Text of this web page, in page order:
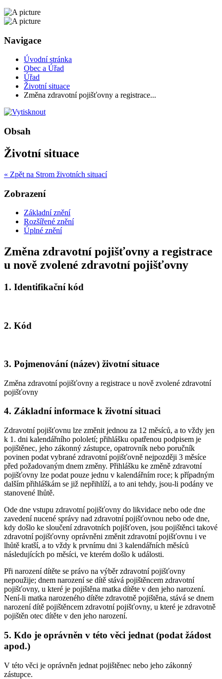
Navigace
Úvodní stránka
Obec a Úřad
Úřad
Životní situace
Změna zdravotní pojišťovny a registrace...
Obsah
Životní situace
« Zpět na Strom životních situací
Zobrazení
Základní znění
Rozšířené znění
Úplné znění
Změna zdravotní pojišťovny a registrace
u nově zvolené zdravotní pojišťovny
1. Identifikační kód
2. Kód
3. Pojmenování (název) životní situace
Změna zdravotní pojišťovny a registrace u nově zvolené zdravotní
pojišťovny
4. Základní informace k životní situaci
Zdravotní pojišťovnu lze změnit jednou za 12 měsíců, a to vždy jen
k 1. dni kalendářního pololetí; přihlášku opatřenou podpisem je
pojištěnec, jeho zákonný zástupce, opatrovník nebo poručník
povinen podat vybrané zdravotní pojišťovně nejpozději 3 měsíce
před požadovaným dnem změny. Přihlášku ke změně zdravotní
pojišťovny lze podat pouze jednu v kalendářním roce; k případným
dalším přihláškám se již nepřihlíží, a to ani tehdy, jsou-li podány ve
stanovené lhůtě.
Ode dne vstupu zdravotní pojišťovny do likvidace nebo ode dne
zavedení nucené správy nad zdravotní pojišťovnou nebo ode dne,
kdy došlo ke sloučení zdravotních pojišťoven, jsou pojištěnci takové
zdravotní pojišťovny oprávněni změnit zdravotní pojišťovnu i ve
lhůtě kratší, a to vždy k prvnímu dni 3 kalendářních měsíců
následujících po měsíci, ve kterém došlo k události.
Při narození dítěte se právo na výběr zdravotní pojišťovny
nepoužije; dnem narození se dítě stává pojištěncem zdravotní
pojišťovny, u které je pojištěna matka dítěte v den jeho narození.
Není-li matka narozeného dítěte zdravotně pojištěna, stává se dnem
narození dítě pojištěncem zdravotní pojišťovny, u které je zdravotně
pojištěn otec dítěte v den jeho narození.
5. Kdo je oprávněn v této věci jednat (podat žádost
apod.)
V této věci je oprávněn jednat pojištěnec nebo jeho zákonný
zástupce.